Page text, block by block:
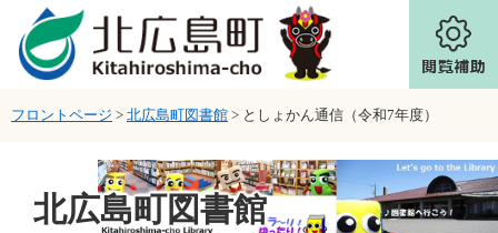
ページの先頭です。
メニューを飛ばして本文へ
フロントページ > 北広島町図書館 > としょかん通信（令和7年度）
北広島町図書館